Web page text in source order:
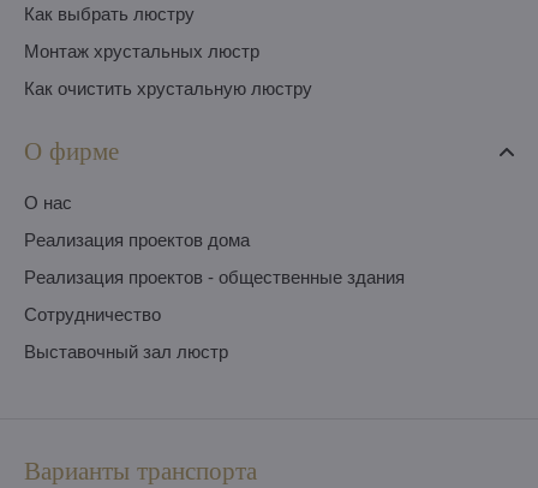
Как выбрать люстру
Монтаж хрустальных люстр
Как очистить хрустальную люстру
О фирме
O нас
Pеализация проектов дома
Pеализация проектов - общественные здания
Сотрудничество
Выставочный зал люстр
Варианты транспорта